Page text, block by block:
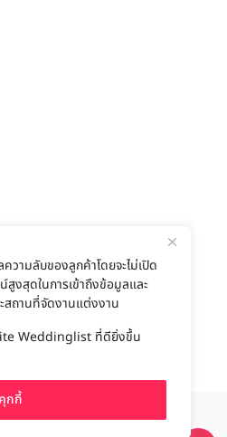
ามลับของลูกค้าโดยจะไม่เปิด
งสุดในการเข้าถึงข้อมูลและ
สถานที่จัดงานแต่งงาน
Weddinglist ที่ดียิ่งขึ้น
กกี้